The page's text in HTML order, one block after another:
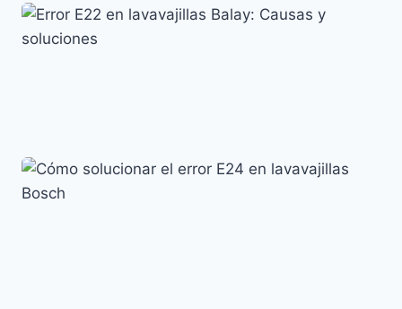
Lavavajillas AEG Error i30: Significado y Solución
Códigos de error y su significado
Error E22 en lavavajillas Balay: Causas y soluciones
Códigos de error y su significado